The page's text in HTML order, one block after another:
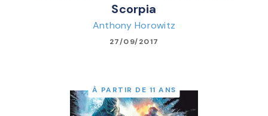
Scorpia
Anthony Horowitz
27/09/2017
À PARTIR DE 11 ANS